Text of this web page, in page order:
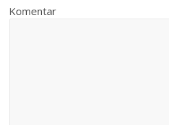
Komentar